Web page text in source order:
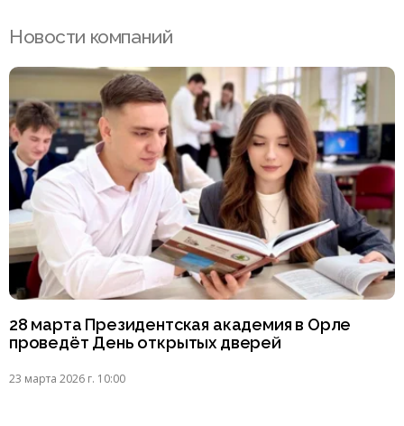
Новости компаний
28 марта Президентская академия в Орле
проведёт День открытых дверей
23 марта 2026 г. 10:00